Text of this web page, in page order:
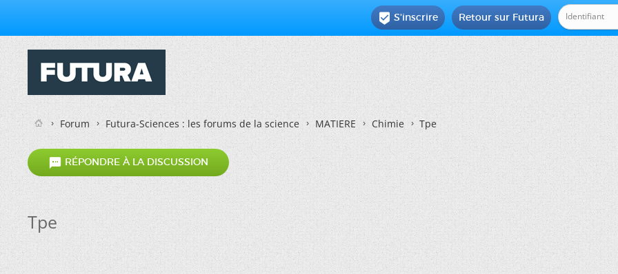
Retour sur Futura
 S'inscrire
Forum Futura-Sciences : les forums de la science MATIERE Chimie Tpe
 RÉPONDRE À LA DISCUSSION
Tpe